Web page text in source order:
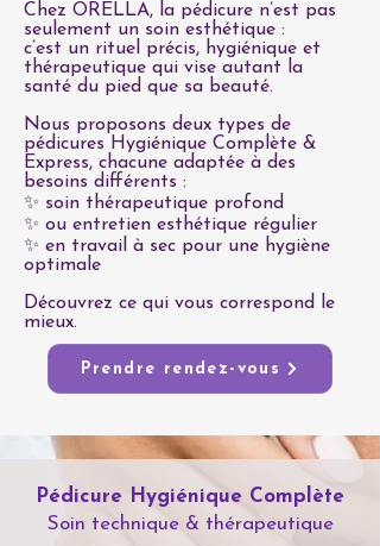
Chez ORELLA, la pédicure n’est pas
seulement un soin esthétique :
c’est un rituel précis, hygiénique et
thérapeutique qui vise autant la
santé du pied que sa beauté.
Nous proposons deux types de
pédicures Hygiénique Complète &
Express, chacune adaptée à des
besoins différents :
✨ soin thérapeutique profond
✨ ou entretien esthétique régulier
✨ en travail à sec pour une hygiène
optimale
Découvrez ce qui vous correspond le
mieux.
Prendre rendez-vous
Pédicure Hygiénique Complète
Soin technique & thérapeutique